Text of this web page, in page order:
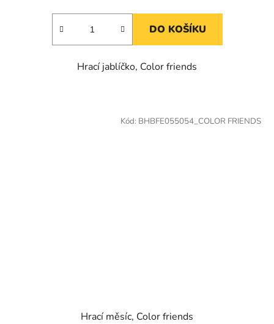
DO KOŠÍKU
Hrací jablíčko, Color friends
Hrací měsíc, Color friends
Kód: BHBFE055054_COLOR FRIENDS